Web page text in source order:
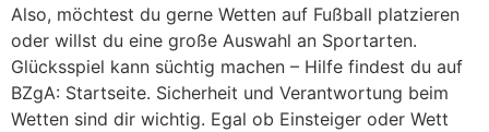
Also, möchtest du gerne Wetten auf Fußball platzieren
oder willst du eine große Auswahl an Sportarten.
Glücksspiel kann süchtig machen – Hilfe findest du auf
BZgA: Startseite. Sicherheit und Verantwortung beim
Wetten sind dir wichtig. Egal ob Einsteiger oder Wett